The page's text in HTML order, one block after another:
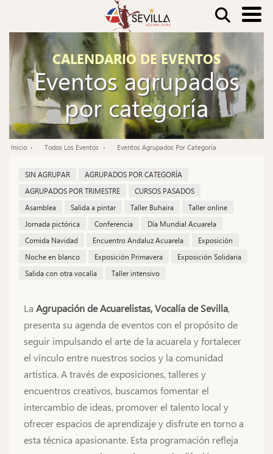
contenido
principal
Buscar
CALENDARIO DE EVENTOS
Eventos agrupados
por categoría
Ruta
navegación
Inicio Todos Los Eventos Eventos Agrupados Por Categoría
SIN AGRUPAR
AGRUPADOS POR CATEGORÍA
AGRUPADOS POR TRIMESTRE
CURSOS PASADOS
Asamblea
Salida a pintar Taller Buhaira
Taller online
Jornada pictórica
Conferencia
Día Mundial Acuarela
Comida Navidad
Encuentro Andaluz Acuarela
Exposición
Noche en blanco
Exposición Primavera
Exposición Solidaria
Salida con otra vocalía
Taller intensivo
La Agrupación de Acuarelistas, Vocalía de Sevilla,
presenta su agenda de eventos con el propósito de
seguir impulsando el arte de la acuarela y fortalecer
el vínculo entre nuestros socios y la comunidad
artística. A través de exposiciones, talleres y
encuentros creativos, buscamos fomentar el
intercambio de ideas, promover el talento local y
ofrecer espacios de aprendizaje y disfrute en torno a
esta técnica apasionante. Esta programación refleja